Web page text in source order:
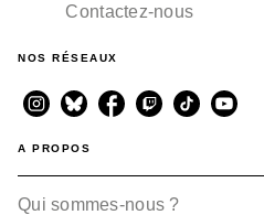
Contactez-nous
NOS RÉSEAUX
A PROPOS
Qui sommes-nous ?